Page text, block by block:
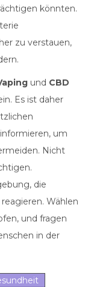
könnten.
zu verstauen,
und CBD
Es ist daher
um
Nicht
die
Wählen
und fragen
in der